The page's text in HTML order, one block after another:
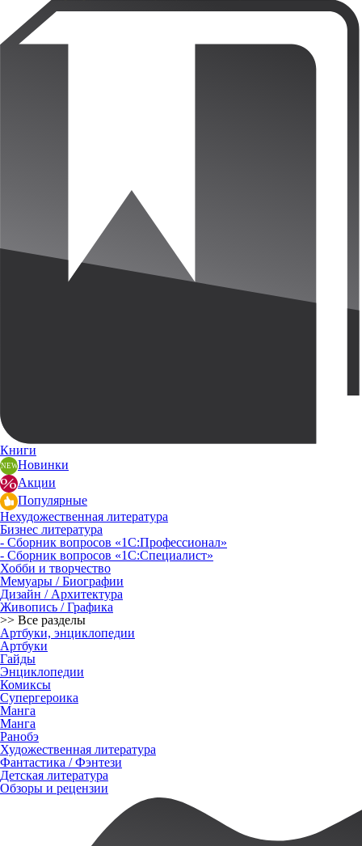
Книги
Новинки
Акции
Популярные
Нехудожественная литература
Бизнес литература
- Сборник вопросов «1С:Профессионал»
- Сборник вопросов «1С:Специалист»
Хобби и творчество
Мемуары / Биографии
Дизайн / Архитектура
Живопись / Графика
>> Все разделы
Артбуки, энциклопедии
Артбуки
Гайды
Энциклопедии
Комиксы
Супергероика
Манга
Манга
Ранобэ
Художественная литература
Фантастика / Фэнтези
Детская литература
Обзоры и рецензии